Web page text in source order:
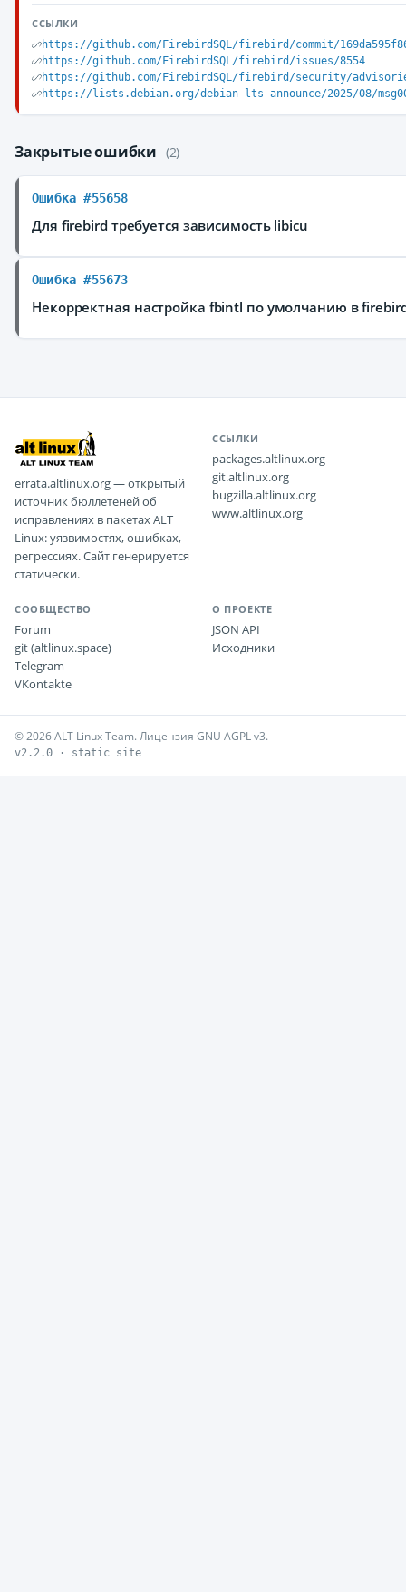
ССЫЛКИ
https://github.com/FirebirdSQL/firebird/commit/
https://github.com/FirebirdSQL/firebird/issues/8554
https://github.com/FirebirdSQL/firebird/security/
https://lists.debian.org/debian-lts-announce/2025/08/
Закрытые ошибки (2)
Ошибка #55658
Для firebird требуется зависимость libicu
Ошибка #55673
Некорректная настройка fbintl по умолчанию в
errata.altlinux.org — открытый
источник бюллетеней об
исправлениях в пакетах ALT
Linux: уязвимостях, ошибках,
регрессиях. Сайт генерируется
статически.
ССЫЛКИ
packages.altlinux.org
git.altlinux.org
bugzilla.altlinux.org
www.altlinux.org
СООБЩЕСТВО
Forum
git (altlinux.space)
Telegram
VKontakte
О ПРОЕКТЕ
JSON API
Исходники
© 2026 ALT Linux Team. Лицензия GNU AGPL v3.
v2.2.0 · static site